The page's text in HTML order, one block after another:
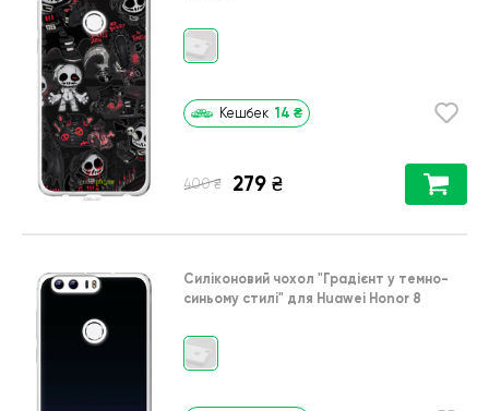
Кешбек 14 ₴
400 ₴ 279 ₴
Силіконовий чохол "Градієнт у темно-
синьому стилі" для Huawei Honor 8